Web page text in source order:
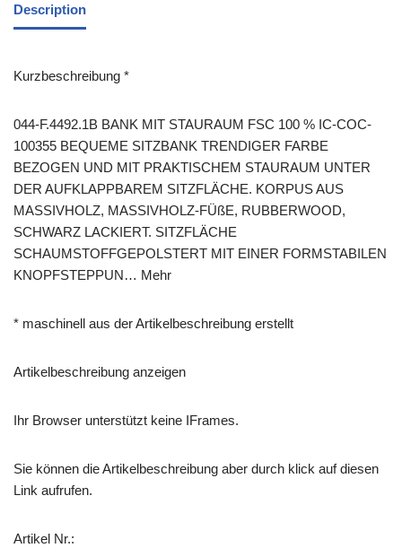
Description
Kurzbeschreibung *
044-F.4492.1B BANK MIT STAURAUM FSC 100 % IC-COC-
100355 BEQUEME SITZBANK TRENDIGER FARBE
BEZOGEN UND MIT PRAKTISCHEM STAURAUM UNTER
DER AUFKLAPPBAREM SITZFLÄCHE. KORPUS AUS
MASSIVHOLZ, MASSIVHOLZ-FÜßE, RUBBERWOOD,
SCHWARZ LACKIERT. SITZFLÄCHE
SCHAUMSTOFFGEPOLSTERT MIT EINER FORMSTABILEN
KNOPFSTEPPUN… Mehr
* maschinell aus der Artikelbeschreibung erstellt
Artikelbeschreibung anzeigen
Ihr Browser unterstützt keine IFrames.
Sie können die Artikelbeschreibung aber durch klick auf diesen
Link aufrufen.
Artikel Nr.: